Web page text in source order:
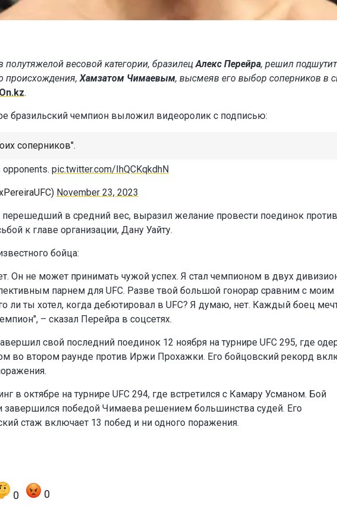
весовой категории, бразилец Алекс Перейра, решил
происхождения, Хамзатом Чимаевым, высмеяв его выбор соперников в
On.kz.
бразильский чемпион выложил видеоролик с подписью:
соперников".
opponents. pic.twitter.com/IhQCKqkdhN
November 23, 2023
в средний вес, выразил желание провести поединок против
к главе организации, Дану Уайту.
бойца:
Он не может принимать чужой успех. Я стал чемпионом в двух
парнем для UFC. Разве твой большой гонорар сравним с моим
ли ты хотел, когда дебютировал в UFC? Я думаю, нет. Каждый боец
– сказал Перейра в соцсетях.
свой последний поединок 12 ноября на турнире UFC 295, где
во втором раунде против Иржи Прохажки. Его бойцовский рекорд
в октябре на турнире UFC 294, где встретился с Камару Усманом. Бой
завершился победой Чимаева решением большинства судей. Его
стаж включает 13 побед и ни одного поражения.
0 0